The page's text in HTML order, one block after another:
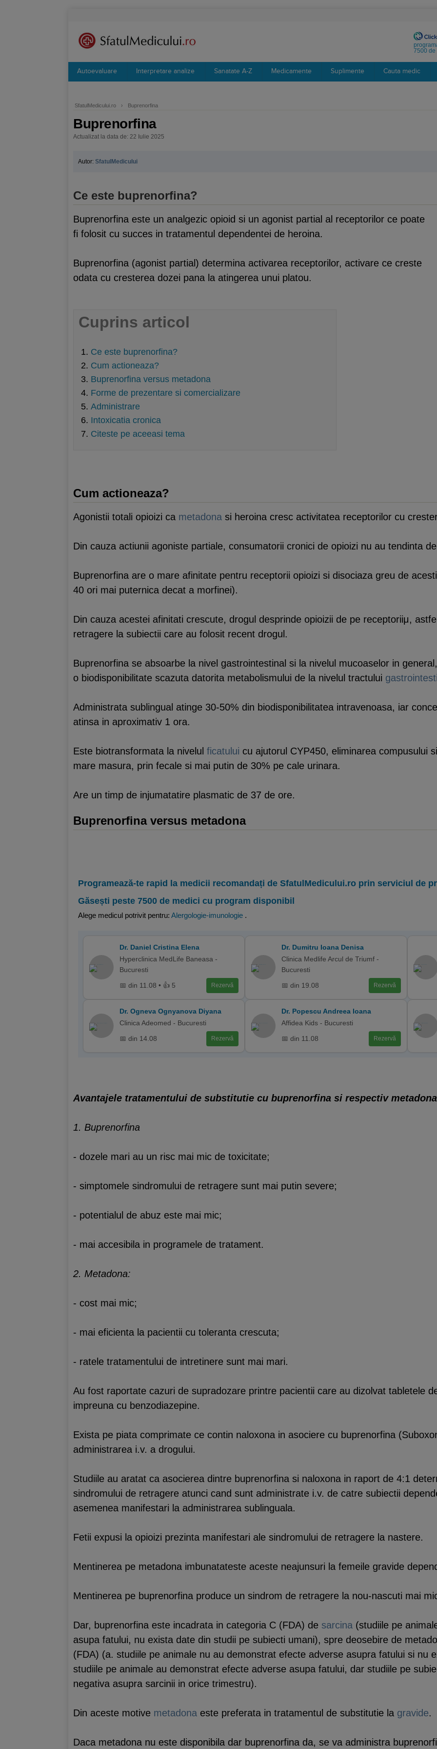
7500 de
Autoevaluare Interpretare analize Sanatate A-Z Medicamente Suplimente Cauta medic
SfatulMedicului.ro › Buprenorfina
Buprenorfina
Actualizat la data de: 22 Iulie 2025
Autor: SfatulMedicului
Ce este buprenorfina?
Buprenorfina este un analgezic opioid si un agonist partial al receptorilor ce poate
fi folosit cu succes in tratamentul dependentei de heroina.
Buprenorfina (agonist partial) determina activarea receptorilor, activare ce creste
odata cu cresterea dozei pana la atingerea unui platou.
Cuprins articol
Ce este buprenorfina?
Cum actioneaza?
Buprenorfina versus metadona
Forme de prezentare si comercializare
Administrare
Intoxicatia cronica
Citeste pe aceeasi tema
Cum actioneaza?
Agonistii totali opioizi ca metadona si heroina cresc activitatea receptorilor cu
Din cauza actiunii agoniste partiale, consumatorii cronici de opioizi nu au tendinta
Buprenorfina are o mare afinitate pentru receptorii opioizi si disociaza greu de
40 ori mai puternica decat a morfinei).
Din cauza acestei afinitati crescute, drogul desprinde opioizii de pe receptoriiμ,
retragere la subiectii care au folosit recent drogul.
Buprenorfina se absoarbe la nivel gastrointestinal si la nivelul mucoaselor in
o biodisponibilitate scazuta datorita metabolismului de la nivelul tractului
Administrata sublingual atinge 30-50% din biodisponibilitatea intravenoasa, iar
atinsa in aproximativ 1 ora.
Este biotransformata la nivelul ficatului cu ajutorul CYP450, eliminarea compusului
mare masura, prin fecale si mai putin de 30% pe cale urinara.
Are un timp de injumatatire plasmatic de 37 de ore.
Buprenorfina versus metadona
Programează-te rapid la medicii recomandați de SfatulMedicului.ro prin serviciul de
Găsești peste 7500 de medici cu program disponibil
Alege medicul potrivit pentru: Alergologie-imunologie .
Dr. Daniel Cristina Elena
Hyperclinica MedLife Baneasa -
Bucuresti
📅 din 11.08 • 👍 5 Rezervă
Dr. Dumitru Ioana Denisa
Clinica Medlife Arcul de Triumf -
Bucuresti
📅 din 19.08 Rezervă
Dr. Ogneva Ognyanova Diyana
Clinica Adeomed - Bucuresti
📅 din 14.08 Rezervă
Dr. Popescu Andreea Ioana
Affidea Kids - Bucuresti
📅 din 11.08 Rezervă
Avantajele tratamentului de substitutie cu buprenorfina si respectiv
1. Buprenorfina
- dozele mari au un risc mai mic de toxicitate;
- simptomele sindromului de retragere sunt mai putin severe;
- potentialul de abuz este mai mic;
- mai accesibila in programele de tratament.
2. Metadona:
- cost mai mic;
- mai eficienta la pacientii cu toleranta crescuta;
- ratele tratamentului de intretinere sunt mai mari.
Au fost raportate cazuri de supradozare printre pacientii care au dizolvat tabletele
impreuna cu benzodiazepine.
Exista pe piata comprimate ce contin naloxona in asociere cu buprenorfina
administrarea i.v. a drogului.
Studiile au aratat ca asocierea dintre buprenorfina si naloxona in raport de 4:1
sindromului de retragere atunci cand sunt administrate i.v. de catre subiectii
asemenea manifestari la administrarea sublinguala.
Fetii expusi la opioizi prezinta manifestari ale sindromului de retragere la nastere.
Mentinerea pe metadona imbunatateste aceste neajunsuri la femeile gravide
Mentinerea pe buprenorfina produce un sindrom de retragere la nou-nascuti mai
Dar, buprenorfina este incadrata in categoria C (FDA) de sarcina (studiile pe
asupa fatului, nu exista date din studii pe subiecti umani), spre deosebire de
(FDA) (a. studiile pe animale nu au demonstrat efecte adverse asupra fatului si nu
studiile pe animale au demonstrat efecte adverse asupa fatului, dar studiile pe
negativa asupra sarcinii in orice trimestru).
Din aceste motive metadona este preferata in tratamentul de substitutie la gravide.
Daca metadona nu este disponibila dar buprenorfina da, se va administra